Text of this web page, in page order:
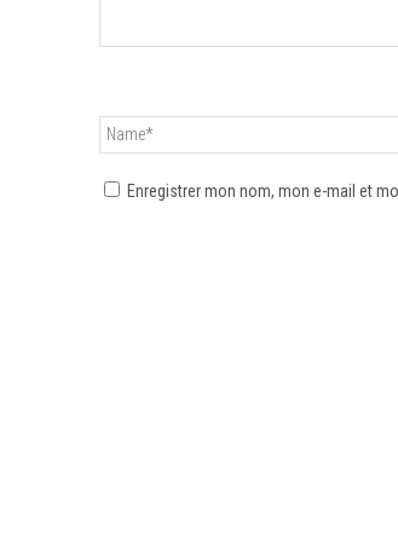
Enregistrer mon nom, mon e-mail et